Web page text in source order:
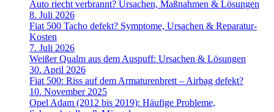
Auto riecht verbrannt? Ursachen, Maßnahmen & Lösungen
8. Juli 2026
Fiat 500 Tacho defekt? Symptome, Ursachen & Reparatur-
Kosten
7. Juli 2026
Weißer Qualm aus dem Auspuff: Ursachen & Lösungen
30. April 2026
Fiat 500: Riss auf dem Armaturenbrett – Airbag defekt?
10. November 2025
Opel Adam (2012 bis 2019): Häufige Probleme,